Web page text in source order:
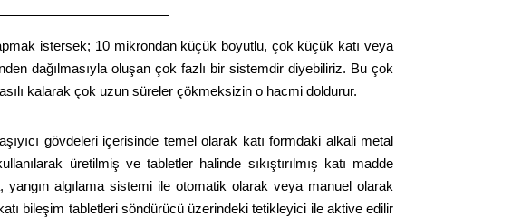
istersek; 10 mikrondan küçük boyutlu, çok küçük katı veya
dağılmasıyla oluşan çok fazlı bir sistemdir diyebiliriz. Bu çok
kalarak çok uzun süreler çökmeksizin o hacmi doldurur.
gövdeleri içerisinde temel olarak katı formdaki alkali metal
üretilmiş ve tabletler halinde sıkıştırılmış katı madde
yangın algılama sistemi ile otomatik olarak veya manuel olarak
bileşim tabletleri söndürücü üzerindeki tetikleyici ile aktive edilir